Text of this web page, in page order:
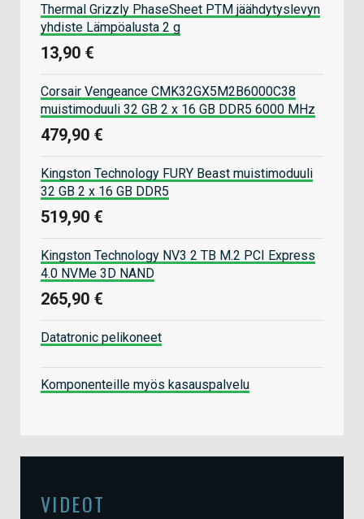
Thermal Grizzly PhaseSheet PTM jäähdytyslevyn
yhdiste Lämpöalusta 2 g
13,90 €
Corsair Vengeance CMK32GX5M2B6000C38
muistimoduuli 32 GB 2 x 16 GB DDR5 6000 MHz
479,90 €
Kingston Technology FURY Beast muistimoduuli
32 GB 2 x 16 GB DDR5
519,90 €
Kingston Technology NV3 2 TB M.2 PCI Express
4.0 NVMe 3D NAND
265,90 €
Datatronic pelikoneet
Komponenteille myös kasauspalvelu
VIDEOT